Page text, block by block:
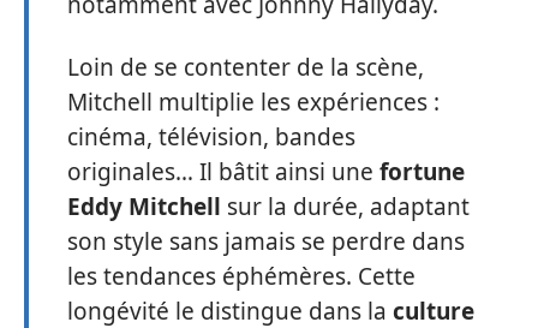
Loin de se contenter de la scène,
Mitchell multiplie les expériences :
cinéma, télévision, bandes
originales… Il bâtit ainsi une fortune
Eddy Mitchell sur la durée, adaptant
son style sans jamais se perdre dans
les tendances éphémères. Cette
longévité le distingue dans la culture